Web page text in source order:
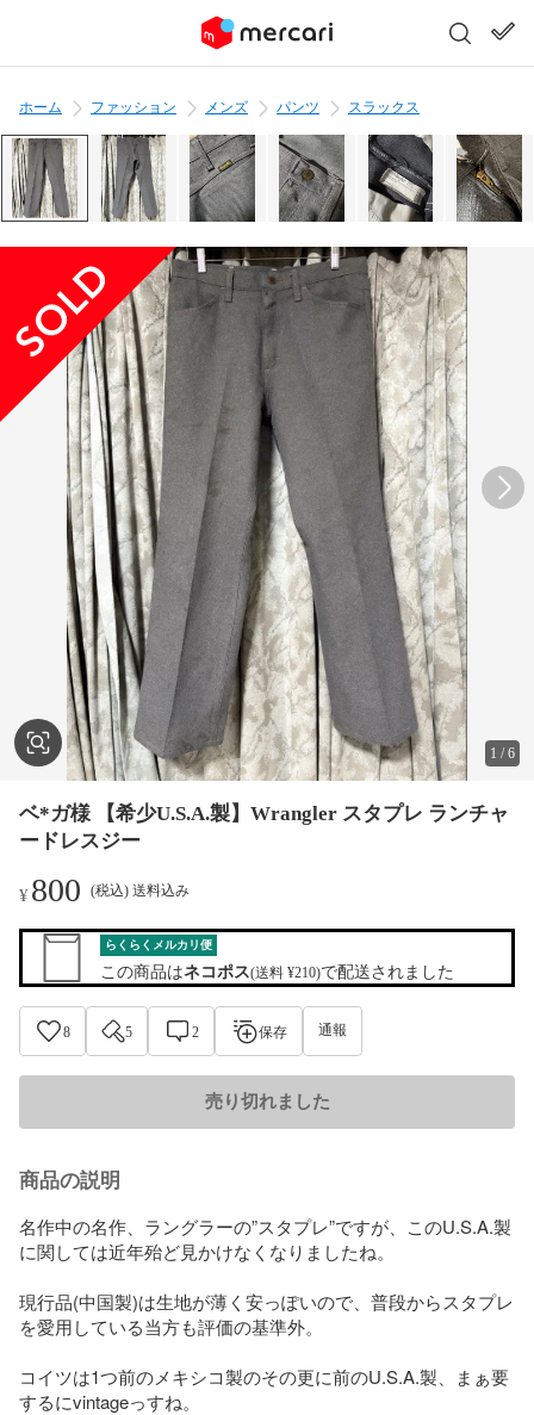
ホーム ファッション メンズ パンツ スラックス
1 /6
ベ*ガ様 【希少U.S.A.製】Wrangler スタプレ ランチャ
ードレスジー
¥800 (税込) 送料込み
らくらくメルカリ便
この商品はネコポス(送料 ¥210)で配送されました
8 5 2 保存 通報
売り切れました
商品の説明
名作中の名作、ラングラーの”スタプレ”ですが、このU.S.A.製
に関しては近年殆ど見かけなくなりましたね。
現行品(中国製)は生地が薄く安っぽいので、普段からスタプレ
を愛用している当方も評価の基準外。
コイツは1つ前のメキシコ製のその更に前のU.S.A.製、まぁ要
するにvintageっすね。